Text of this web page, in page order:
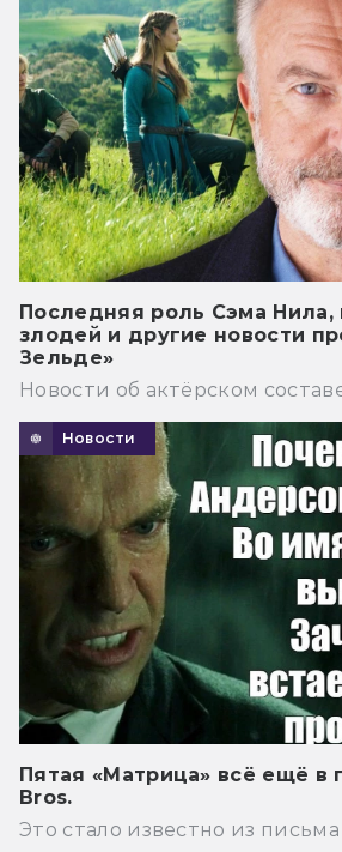
Последняя роль Сэма Нила,
злодей и другие новости
Зельде»
Новости об актёрском
Новости
Пятая «Матрица» всё ещё в
Bros.
Это стало известно из